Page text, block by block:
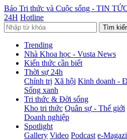
Báo Tri thức và Cuộc sống - TIN
24H Hotline
Tìm
Trending
Nhà Khoa học - Vusta News
Kiến thức cần biết
Thời sự 24h
Chính trị Xã hội Kinh doanh -
Sống xanh
Tri thức & Đời sống
Kho tri thức Quân sự - Thế giới
Doanh nghiệp
Spotlight
Gallery Video Podcast e-